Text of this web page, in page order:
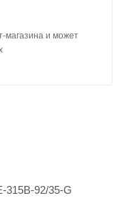
магазина и может
315B-92/35-G